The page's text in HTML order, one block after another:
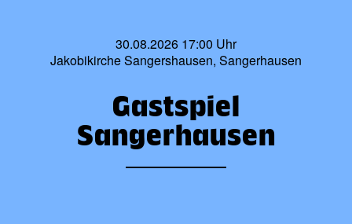
30.08.2026 17:00 Uhr
Jakobikirche Sangershausen, Sangerhausen
Gastspiel
Sangerhausen